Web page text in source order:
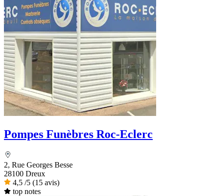
Pompes Funèbres Roc-Eclerc
2, Rue Georges Besse
28100 Dreux
4,5 /5 (15 avis)
top notes